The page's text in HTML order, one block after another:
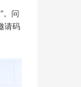
。问
请码